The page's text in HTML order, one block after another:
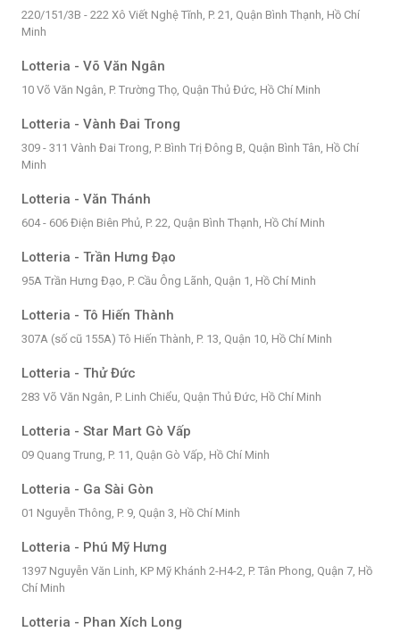
220/151/3B - 222 Xô Viết Nghệ Tĩnh, P. 21, Quận Bình Thạnh, Hồ Chí
Minh
Lotteria - Võ Văn Ngân
10 Võ Văn Ngân, P. Trường Thọ, Quận Thủ Đức, Hồ Chí Minh
Lotteria - Vành Đai Trong
309 - 311 Vành Đai Trong, P. Bình Trị Đông B, Quận Bình Tân, Hồ Chí
Minh
Lotteria - Văn Thánh
604 - 606 Điện Biên Phủ, P. 22, Quận Bình Thạnh, Hồ Chí Minh
Lotteria - Trần Hưng Đạo
95A Trần Hưng Đạo, P. Cầu Ông Lãnh, Quận 1, Hồ Chí Minh
Lotteria - Tô Hiến Thành
307A (số cũ 155A) Tô Hiến Thành, P. 13, Quận 10, Hồ Chí Minh
Lotteria - Thử Đức
283 Võ Văn Ngân, P. Linh Chiểu, Quận Thủ Đức, Hồ Chí Minh
Lotteria - Star Mart Gò Vấp
09 Quang Trung, P. 11, Quận Gò Vấp, Hồ Chí Minh
Lotteria - Ga Sài Gòn
01 Nguyễn Thông, P. 9, Quận 3, Hồ Chí Minh
Lotteria - Phú Mỹ Hưng
1397 Nguyễn Văn Linh, KP Mỹ Khánh 2-H4-2, P. Tân Phong, Quận 7, Hồ
Chí Minh
Lotteria - Phan Xích Long